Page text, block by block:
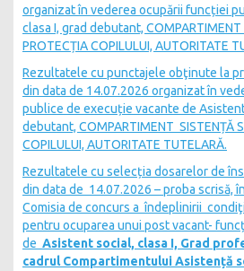
organizat în vederea ocupării funcției
clasa I, grad debutant, COMPARTIMENT
PROTECȚIA COPILULUI, AUTORITATE
Rezultatele cu punctajele obţinute la
din data de 14.07.2026 organizat în
publice de execuție vacante de
debutant, COMPARTIMENT SISTENȚĂ
COPILULUI, AUTORITATE TUTELARĂ.
Rezultatele cu selecția dosarelor de
din data de 14.07.2026 – proba scrisă,
Comisia de concurs a îndeplinirii
pentru ocuparea unui post vacant-
de Asistent social, clasa I, Grad
cadrul Compartimentului Asistență